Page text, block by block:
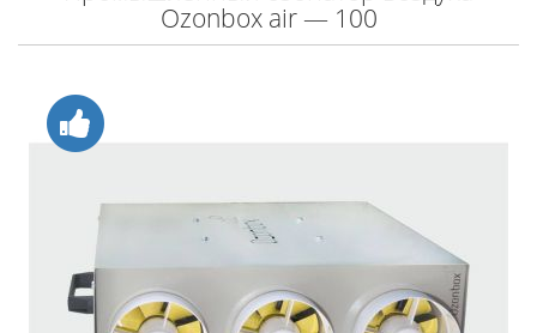
Ozonbox air — 100